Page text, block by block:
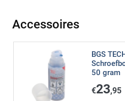
Accessoires
BGS
50 gram
€23,95